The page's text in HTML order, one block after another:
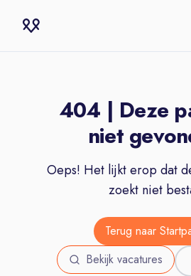
404 | Deze
niet
Oeps! Het lijkt erop dat
zoekt niet
Terug naar
Bekijk vacatures